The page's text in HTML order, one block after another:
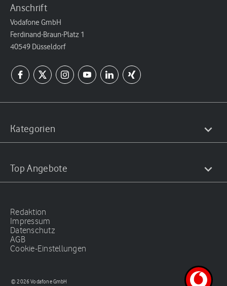
Anschrift
Vodafone GmbH
Ferdinand-Braun-Platz 1
40549 Düsseldorf
Kategorien
Top Angebote
Redaktion
Impressum
Datenschutz
AGB
Cookie-Einstellungen
© 2026 Vodafone GmbH